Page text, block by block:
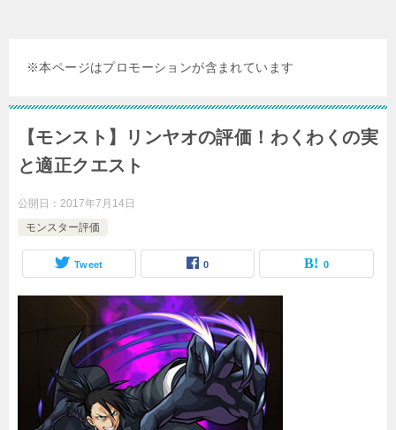
※本ページはプロモーションが含まれています
【モンスト】リンヤオの評価！わくわくの実
と適正クエスト
公開日： 2017年7月14日
モンスター評価
Tweet 0 0